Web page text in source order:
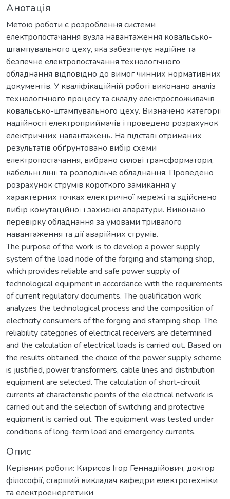
Анотація
Метою роботи є розроблення системи
електропостачання вузла навантаження ковальсько-
штампувального цеху, яка забезпечує надійне та
безпечне електропостачання технологічного
обладнання відповідно до вимог чинних нормативних
документів. У кваліфікаційній роботі виконано аналіз
технологічного процесу та складу електроспоживачів
ковальсько-штампувального цеху. Визначено категорії
надійності електроприймачів і проведено розрахунок
електричних навантажень. На підставі отриманих
результатів обґрунтовано вибір схеми
електропостачання, вибрано силові трансформатори,
кабельні лінії та розподільче обладнання. Проведено
розрахунок струмів короткого замикання у
характерних точках електричної мережі та здійснено
вибір комутаційної і захисної апаратури. Виконано
перевірку обладнання за умовами тривалого
навантаження та дії аварійних струмів.
The purpose of the work is to develop a power supply
system of the load node of the forging and stamping shop,
which provides reliable and safe power supply of
technological equipment in accordance with the requirements
of current regulatory documents. The qualification work
analyzes the technological process and the composition of
electricity consumers of the forging and stamping shop. The
reliability categories of electrical receivers are determined
and the calculation of electrical loads is carried out. Based on
the results obtained, the choice of the power supply scheme
is justified, power transformers, cable lines and distribution
equipment are selected. The calculation of short-circuit
currents at characteristic points of the electrical network is
carried out and the selection of switching and protective
equipment is carried out. The equipment was tested under
conditions of long-term load and emergency currents.
Опис
Керівник роботи: Кирисов Ігор Геннадійович, доктор
філософії, старший викладач кафедри електротехніки
та електроенергетики